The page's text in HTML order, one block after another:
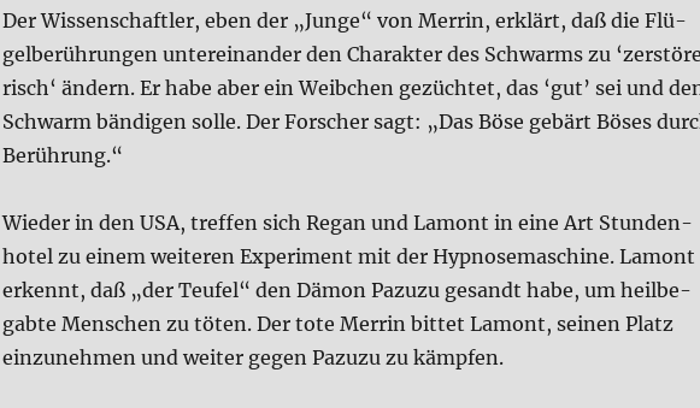
Der Wis­sen­schaft­ler, eben der „Jun­ge“ von Mer­rin, erklärt, daß die Flü­
gel­be­rüh­run­gen unter­ein­an­der den Cha­rak­ter des Schwarms zu
risch‘ ändern. Er habe aber ein Weib­chen gezüch­tet, das ‘gut’ sei und
Schwarm bän­di­gen sol­le. Der For­scher sagt: „Das Böse gebärt Böses
Berüh­rung.“
Wie­der in den USA, tref­fen sich Regan und Lamont in eine Art Stun­den­
ho­tel zu einem wei­te­ren Expe­ri­ment mit der Hyp­no­se­ma­schi­ne. Lamont
erkennt, daß „der Teu­fel“ den Dämon Pazu­zu gesandt habe, um heil­be­
gab­te Men­schen zu töten. Der tote Mer­rin bit­tet Lamont, sei­nen Platz
ein­zu­neh­men und wei­ter gegen Pazu­zu zu kämp­fen.